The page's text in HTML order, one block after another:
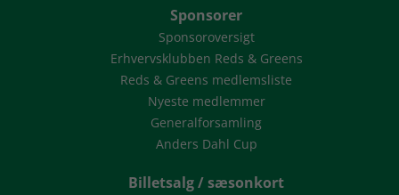
Sponsorer
Sponsoroversigt
Erhvervsklubben Reds & Greens
Reds & Greens medlemsliste
Nyeste medlemmer
Generalforsamling
Anders Dahl Cup
Billetsalg / sæsonkort